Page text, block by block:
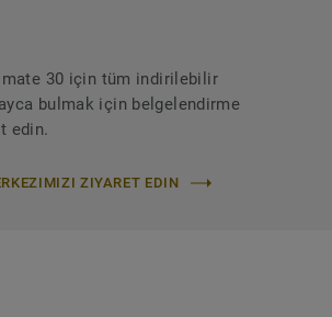
30 için tüm indirilebilir
bulmak için belgelendirme
edin.
ZIYARET EDIN